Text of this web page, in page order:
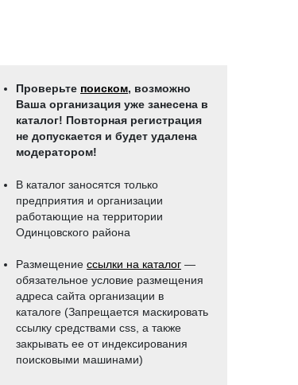
Проверьте поиском, возможно
Ваша организация уже занесена в
каталог! Повторная регистрация
не допускается и будет удалена
модератором!
В каталог заносятся только
предприятия и организации
работающие на территории
Одинцовского района
Размещение ссылки на каталог —
обязательное условие размещения
адреса сайта организации в
каталоге (Запрещается маскировать
ссылку средствами css, a также
закрывать ее от индексирования
поисковыми машинами)